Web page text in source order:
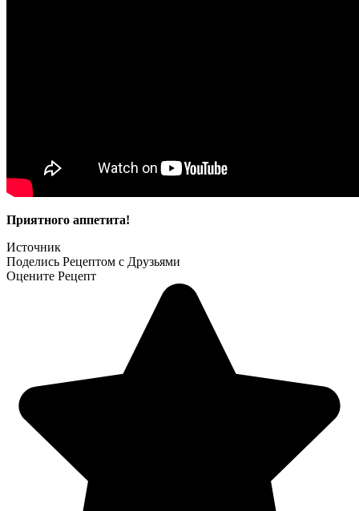
Приятного аппетита!
Источник
Поделись Рецептом с Друзьями
Оцените Рецепт